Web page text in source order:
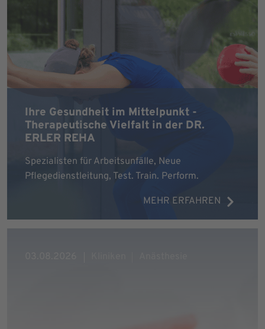
Ihre Gesundheit im Mittelpunkt -
Therapeutische Vielfalt in der DR.
ERLER REHA
Spezialisten für Arbeitsunfälle, Neue
Pflegedienstleitung, Test. Train. Perform.
MEHR ERFAHREN